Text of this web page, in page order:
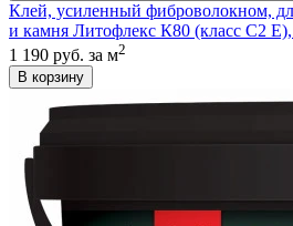
Клей, усиленный фиброволокном,
и камня Литофлекс К80 (класс С2
1 190 руб. за м2
В корзину